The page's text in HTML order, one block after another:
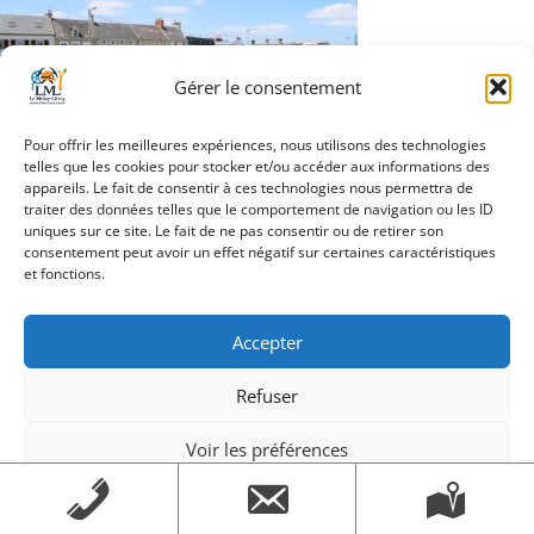
Gérer le consentement
Pour offrir les meilleures expériences, nous utilisons des technologies
telles que les cookies pour stocker et/ou accéder aux informations des
appareils. Le fait de consentir à ces technologies nous permettra de
traiter des données telles que le comportement de navigation ou les ID
uniques sur ce site. Le fait de ne pas consentir ou de retirer son
consentement peut avoir un effet négatif sur certaines caractéristiques
et fonctions.
Accepter
Refuser
Voir les préférences
Mentions légalesMentions légales
Navigation
de
l’article
IMG_1672
|Mentions légales